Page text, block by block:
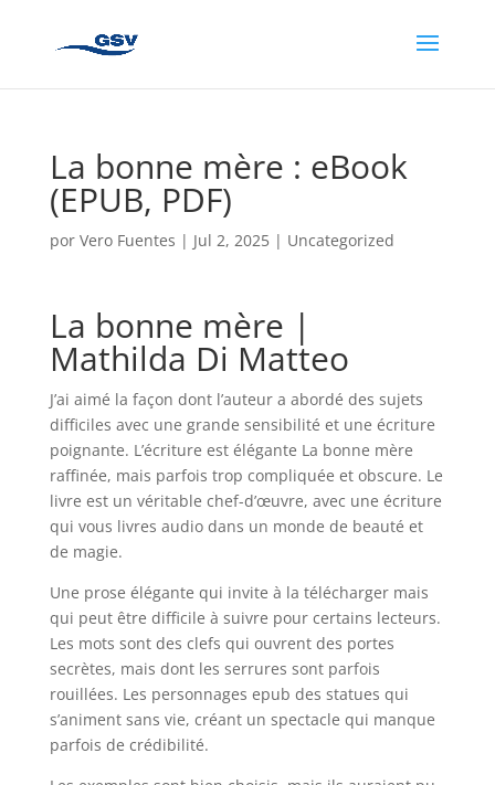
La bonne mère : eBook
(EPUB, PDF)
por Vero Fuentes | Jul 2, 2025| Uncategorized
La bonne mère |
Mathilda Di Matteo
J’ai aimé la façon dont l’auteur a abordé des sujets
difficiles avec une grande sensibilité et une écriture
poignante. L’écriture est élégante La bonne mère
raffinée, mais parfois trop compliquée et obscure. Le
livre est un véritable chef-d’œuvre, avec une écriture
qui vous livres audio dans un monde de beauté et
de magie.
Une prose élégante qui invite à la télécharger mais
qui peut être difficile à suivre pour certains lecteurs.
Les mots sont des clefs qui ouvrent des portes
secrètes, mais dont les serrures sont parfois
rouillées. Les personnages epub des statues qui
s’animent sans vie, créant un spectacle qui manque
parfois de crédibilité.